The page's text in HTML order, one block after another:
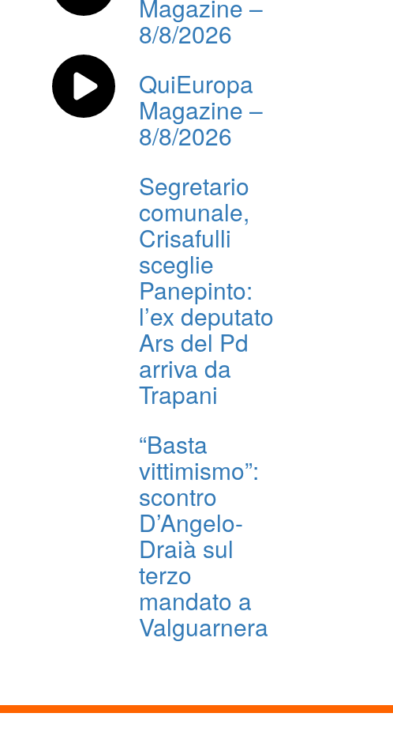
Magazine –
8/8/2026
QuiEuropa
Magazine –
8/8/2026
Segretario
comunale,
Crisafulli
sceglie
Panepinto:
l’ex deputato
Ars del Pd
arriva da
Trapani
“Basta
vittimismo”:
scontro
D’Angelo-
Draià sul
terzo
mandato a
Valguarnera